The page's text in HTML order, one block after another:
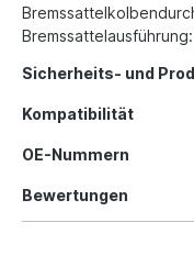
Sicherheits- und
Kompatibilität
OE-Nummern
Bewertungen